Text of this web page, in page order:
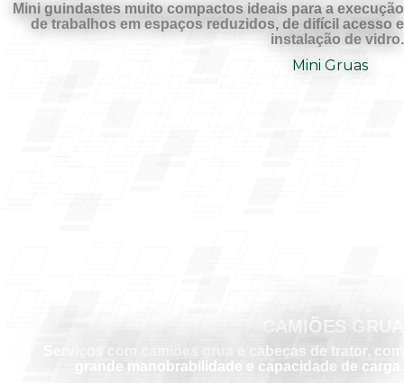
Mini guindastes muito compactos ideais para a execução
de trabalhos em espaços reduzidos, de difícil acesso e
instalação de vidro.
Mini Gruas
CAMIÕES GRUA
Serviços com camiões grua e cabeças de trator, com
grande manobrabilidade e capacidade de carga.